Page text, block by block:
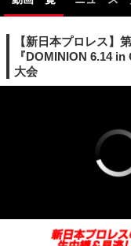
【新日本プロレス】
『DOMINION 6.14
大会